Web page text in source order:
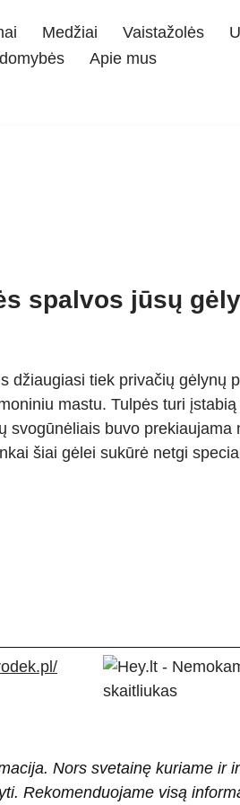
Medžiai Vaistažolės
Apie mus
spalvos jūsų
džiaugiasi tiek privačių gėlynų
mastu. Tulpės turi
svogūnėliais buvo prekiaujama
šiai gėlei sukūrė netgi
Nors svetainę kuriame ir
Rekomenduojame visą